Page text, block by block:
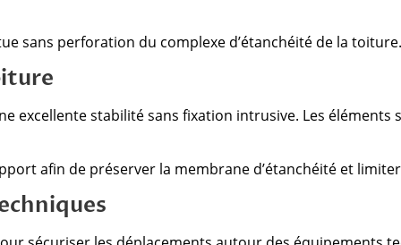
sans perforation du complexe d’étanchéité de la toiture.
excellente stabilité sans fixation intrusive. Les éléments
afin de préserver la membrane d’étanchéité et